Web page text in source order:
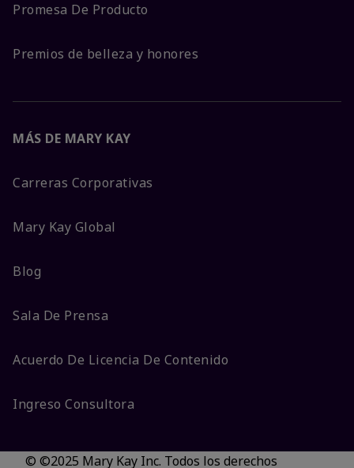
Promesa De Producto
Premios de belleza y honores
MÁS DE MARY KAY
Carreras Corporativas
Mary Kay Global
Blog
Sala De Prensa
Acuerdo De Licencia De Contenido
Ingreso Consultora
© ©2025 Mary Kay Inc. Todos los derechos